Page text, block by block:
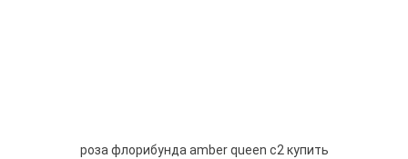
роза флорибунда amber queen с2 купить